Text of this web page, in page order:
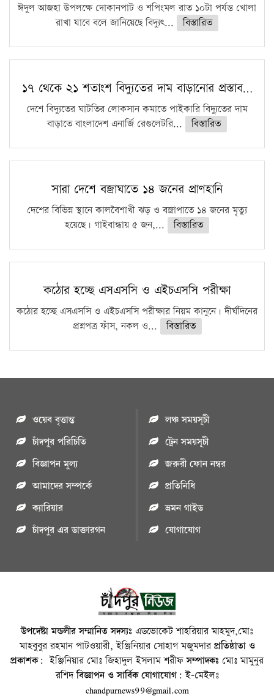
ঈদুল আজহা উপলক্ষে দোকানপাট ও শপিংমল রাত ১০টা পর্যন্ত খোলা
রাখা যাবে বলে জানিয়েছে বিদ্যুৎ...
বিস্তারিত
১৭ থেকে ২১ শতাংশ বিদ্যুতের দাম বাড়ানোর প্রস্তাব…
দেশে বিদ্যুতের ঘাটতির লোকসান কমাতে পাইকারি বিদ্যুতের দাম
বাড়াতে বাংলাদেশ এনার্জি রেগুলেটরি...
বিস্তারিত
সারা দেশে বজ্রাঘাতে ১৪ জনের প্রাণহানি
দেশের বিভিন্ন স্থানে কালবৈশাখী ঝড় ও বজ্রাপাতে ১৪ জনের মৃত্যু
হয়েছে। গাইবান্ধায় ৫ জন,...
বিস্তারিত
কঠোর হচ্ছে এসএসসি ও এইচএসসি পরীক্ষা
কঠোর হচ্ছে এসএসসি ও এইচএসসি পরীক্ষার নিয়ম কানুনে। দীর্ঘদিনের
প্রশ্নপত্র ফাঁস, নকল ও...
বিস্তারিত
ওয়েব বৃত্তান্ত
চাঁদপুর পরিচিতি
বিজ্ঞাপন মুল্য
আমাদের সম্পর্কে
ক্যারিয়ার
চাঁদপুর এর ডাক্তারগন
লঞ্চ সময়সূচী
ট্রেন সময়সূচী
জরুরী ফোন নম্বর
প্রতিনিধি
ভ্রমন গাইড
যোগাযোগ
উপদেষ্টা মন্ডলীর সম্মানিত সদস্যঃ এডভোকেট শাহরিয়ার মাহমুদ,মোঃ
মাহবুবুর রহমান পাটওয়ারী, ইঞ্জিনিয়ার সোহাগ মজুমদারপ্রতিষ্ঠাতা ও
প্রকাশক: ইঞ্জিনিয়ার মোঃ জিহাদুল ইসলাম শরীফসম্পাদকঃ মোঃ মামুনুর
রশিদবিজ্ঞাপন ও সার্বিক যোগাযোগ: ই-মেইলঃ
chandpurnews99@gmail.com